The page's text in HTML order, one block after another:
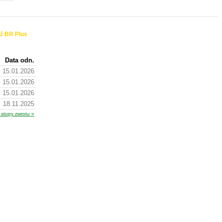
BR Plus
Data odn.
15.01.2026
15.01.2026
15.01.2026
18.11.2025
zwrotu »